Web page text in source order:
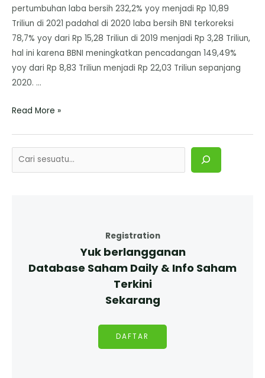
pertumbuhan laba bersih 232,2% yoy menjadi Rp 10,89
Triliun di 2021 padahal di 2020 laba bersih BNI terkoreksi
78,7% yoy dari Rp 15,28 Triliun di 2019 menjadi Rp 3,28 Triliun,
hal ini karena BBNI meningkatkan pencadangan 149,49%
yoy dari Rp 8,83 Triliun menjadi Rp 22,03 Triliun sepanjang
2020. …
Read More »
Registration
Yuk berlangganan
Database Saham Daily & Info Saham
Terkini
Sekarang
DAFTAR